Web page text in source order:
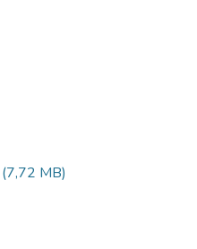
(7,72 MB)